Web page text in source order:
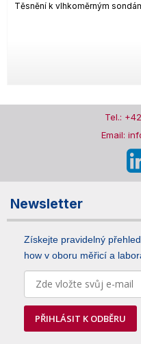
Těsnění k vlhkoměrným
Tel.:
Email:
Newsletter
Získejte pravidelný
how v oboru měřicí a
PŘIHLÁSIT K ODBĚRU